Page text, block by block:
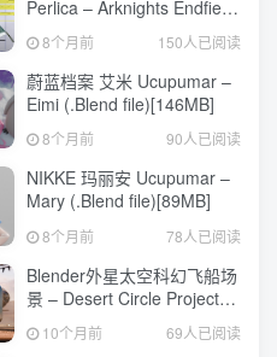
Perlica – Arknights Endfield
Blender Model[296MB]
8个月前 150人已阅读
蔚蓝档案 艾米 Ucupumar –
Eimi (.Blend file)[146MB]
8个月前 90人已阅读
NIKKE 玛丽安 Ucupumar –
Mary (.Blend file)[89MB]
8个月前 78人已阅读
Blender外星太空科幻飞船场
景 – Desert Circle Project
File[810MB]
10个月前 69人已阅读